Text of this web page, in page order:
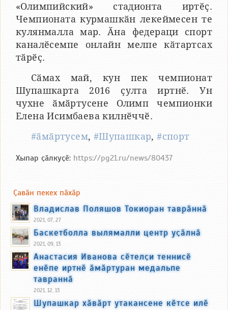
«Олимпийский» стадионта иртӗҫ.
Чемпионата курмашкӑн лекеймесен те
кулянмалла мар. Ӑна федераци спорт
каналӗсемпе онлайн мелпе кӑтартсах
тӑрӗҫ.
Сӑмах май, кун пек чемпионат
Шупашкарта 2016 ҫулта иртнӗ. Ун
чухне ӑмӑртусене Олимп чемпионки
Елена Исимбаева килнӗччӗ.
#ӑмӑртусем, #Шупашкар,#спорт
Хыпар ҫӑлкуҫӗ: https://pg21.ru/news/80437
Ҫавӑн пекех пӑхӑр
Владислав Поляшов Токиоран таврӑннӑ
2021, 07, 27
Баскетболла вылямалли центр уҫӑлнӑ
2021, 09, 13
Анастасия Иванова сӗтелҫи теннисӗ
енӗпе иртнӗ ӑмӑртуран медальпе
тавраннӑ
2021, 12, 13
Шупашкар хӑвӑрт утакансене кӗтсе илӗ